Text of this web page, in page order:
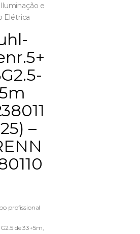
Iluminação e
Elétrica
–
profissional
de 33+5m,